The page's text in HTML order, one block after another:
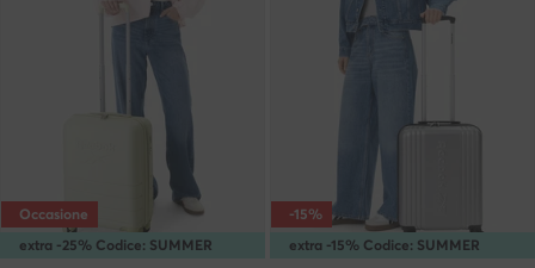
extra -25% Codice: SUMMER
Occasione
extra -15% Codice: SUMMER
-15%